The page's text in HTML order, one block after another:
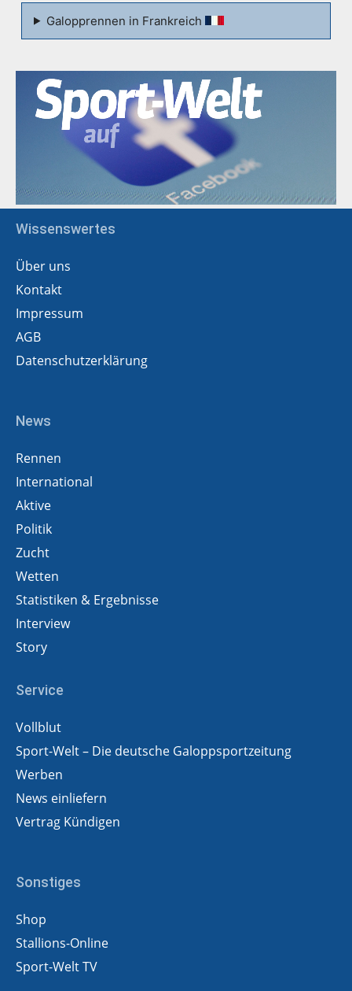
Galopprennen in Frankreich
Wissenswertes
Über uns
Kontakt
Impressum
AGB
Datenschutzerklärung
News
Rennen
International
Aktive
Politik
Zucht
Wetten
Statistiken & Ergebnisse
Interview
Story
Service
Vollblut
Sport-Welt – Die deutsche Galoppsportzeitung
Werben
News einliefern
Vertrag Kündigen
Sonstiges
Shop
Stallions-Online
Sport-Welt TV